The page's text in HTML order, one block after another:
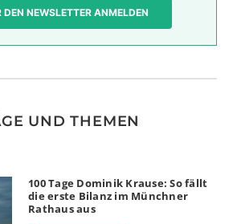
DEN NEWSLETTER ANMELDEN
UND THEMEN
100 Tage Dominik Krause: So fällt
die erste Bilanz im Münchner
Rathaus aus